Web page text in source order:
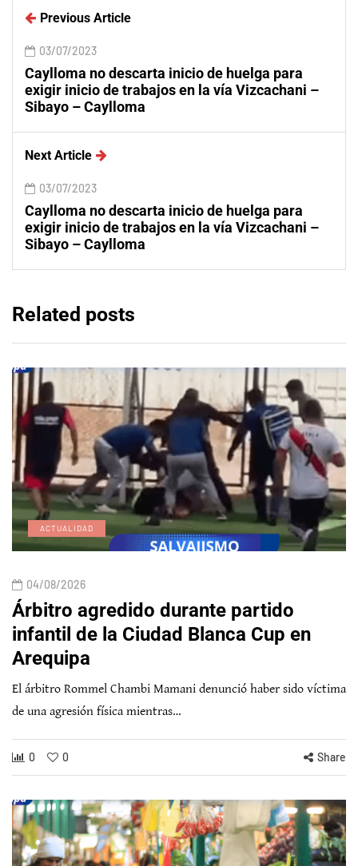
Previous Article
03/07/2023
Caylloma no descarta inicio de huelga para
exigir inicio de trabajos en la vía Vizcachani –
Sibayo – Caylloma
Next Article
03/07/2023
Caylloma no descarta inicio de huelga para
exigir inicio de trabajos en la vía Vizcachani –
Sibayo – Caylloma
Related posts
ACTUALIDAD
04/08/2026
Árbitro agredido durante partido
infantil de la Ciudad Blanca Cup en
Arequipa
El árbitro Rommel Chambi Mamani denunció haber sido víctima
de una agresión física mientras…
0 0 Share